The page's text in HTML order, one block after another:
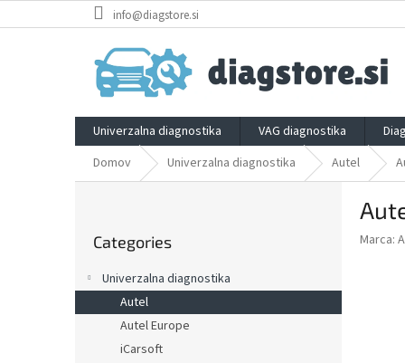
to
info@diagstore.si
Univerzalna diagnostika VAG diagnostika
Domov
Univerzalna diagnostika Autel
a
r
categories
Categories
Univerzalna diagnostika
Autel
Autel Europe
iCarsoft
Marca: